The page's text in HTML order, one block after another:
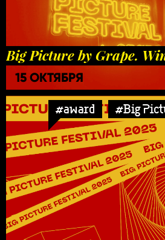
Big Picture by Grape.
15 ОКТЯБРЯ
#award #Big